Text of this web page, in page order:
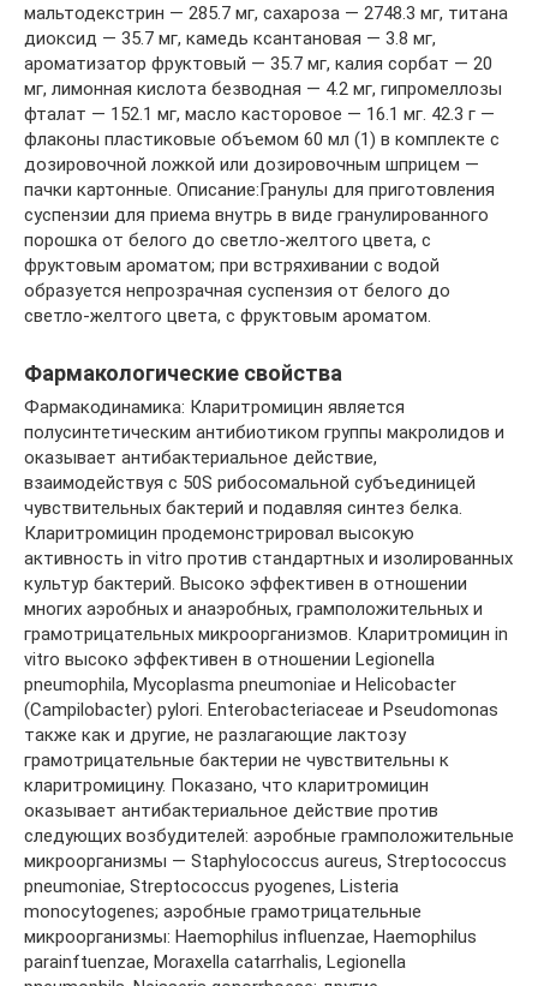
мальтодекстрин — 285.7 мг, сахароза — 2748.3 мг, титана
диоксид — 35.7 мг, камедь ксантановая — 3.8 мг,
ароматизатор фруктовый — 35.7 мг, калия сорбат — 20
мг, лимонная кислота безводная — 4.2 мг, гипромеллозы
фталат — 152.1 мг, масло касторовое — 16.1 мг. 42.3 г —
флаконы пластиковые объемом 60 мл (1) в комплекте с
дозировочной ложкой или дозировочным шприцем —
пачки картонные. Описание:Гранулы для приготовления
суспензии для приема внутрь в виде гранулированного
порошка от белого до светло-желтого цвета, с
фруктовым ароматом; при встряхивании с водой
образуется непрозрачная суспензия от белого до
светло-желтого цвета, с фруктовым ароматом.
Фармакологические свойства
Фармакодинамика: Кларитромицин является
полусинтетическим антибиотиком группы макролидов и
оказывает антибактериальное действие,
взаимодействуя с 50S рибосомальной субъединицей
чувствительных бактерий и подавляя синтез белка.
Кларитромицин продемонстрировал высокую
активность in vitro против стандартных и изолированных
культур бактерий. Высоко эффективен в отношении
многих аэробных и анаэробных, грамположительных и
грамотрицательных микроорганизмов. Кларитромицин in
vitro высоко эффективен в отношении Legionella
pneumophila, Mycoplasma pneumoniae и Helicobacter
(Campilobacter) pylori. Enterobacteriaceae и Рseudomonas
также как и другие, не разлагающие лактозу
грамотрицательные бактерии не чувствительны к
кларитромицину. Показано, что кларитромицин
оказывает антибактериальное действие против
следующих возбудителей: аэробные грамположительные
микроорганизмы — Staphylococcus aureus, Streptococcus
pneumoniae, Streptococcus pyogenes, Listeria
monocytogenes; аэробные грамотрицательные
микроорганизмы: Haemophilus influenzae, Haemophilus
parainftuenzae, Moraxella catarrhalis, Legionella